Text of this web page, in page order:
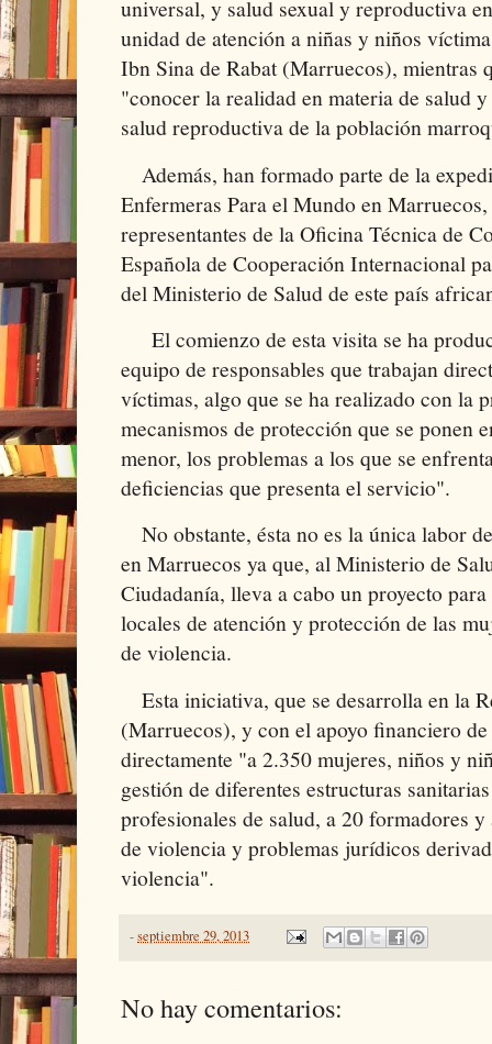
universal, y salud sexual y reproductiva
unidad de atención a niñas y niños
Ibn Sina de Rabat (Marruecos), mientras
"conocer la realidad en materia de salud
salud reproductiva de la población
Además, han formado parte de la
Enfermeras Para el Mundo en
representantes de la Oficina Técnica de
Española de Cooperación Internacional
del Ministerio de Salud de este país
El comienzo de esta visita se ha
equipo de responsables que trabajan
víctimas, algo que se ha realizado con la
mecanismos de protección que se ponen
menor, los problemas a los que se
deficiencias que presenta el servicio".
No obstante, ésta no es la única labor
en Marruecos ya que, al Ministerio de
Ciudadanía, lleva a cabo un proyecto
locales de atención y protección de las
de violencia.
Esta iniciativa, que se desarrolla en la
(Marruecos), y con el apoyo financiero
directamente "a 2.350 mujeres, niños y
gestión de diferentes estructuras
profesionales de salud, a 20 formadores
de violencia y problemas jurídicos
violencia".
-septiembre 29, 2013
No hay comentarios: